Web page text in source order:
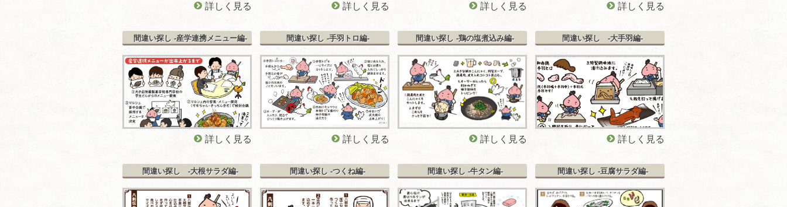
詳しく見る 詳しく見る 詳しく見る 詳しく見る
間違い探し -産学連携メニュー編-
詳しく見る
間違い探し -手羽トロ編-
詳しく見る
間違い探し -鶏の塩煮込み編-
詳しく見る
間違い探し -大手羽編-
詳しく見る
間違い探し -大根サラダ編- 間違い探し -つくね編- 間違い探し -牛タン編- 間違い探し -豆腐サラダ編-